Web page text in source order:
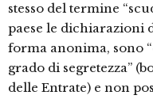
stesso del termine
paese le dichiarazioni
forma anonima, sono
grado di segretezza”
delle Entrate) e non